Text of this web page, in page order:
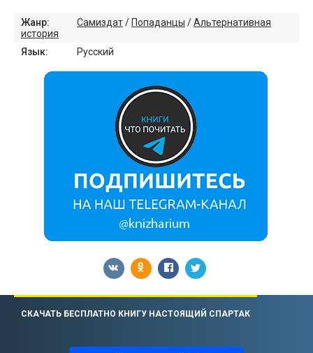
Жанр: Самиздат/ Попаданцы /Альтернативная
история
Язык:
Русский
СКАЧАТЬ БЕСПЛАТНО КНИГУ НАСТОЯЩИЙ СПАРТАК